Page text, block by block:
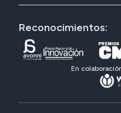
Reconocimientos:
En